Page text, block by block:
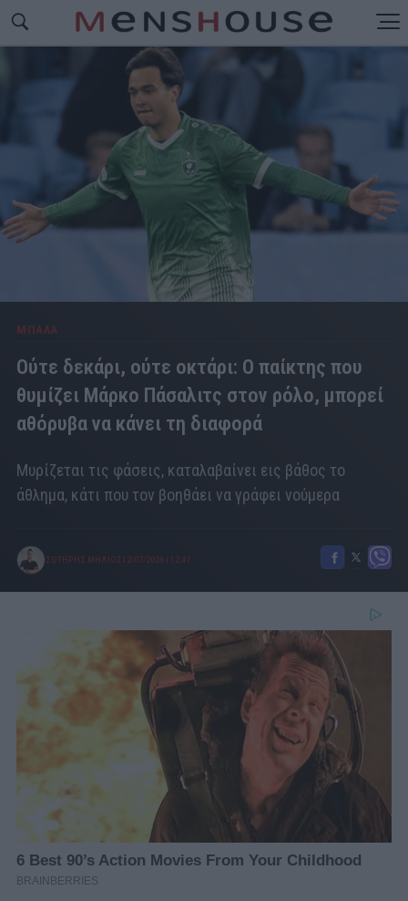
ΜΠΑΛΑ
Ούτε δεκάρι, ούτε οκτάρι: Ο παίκτης που
θυμίζει Μάρκο Πάσαλιτς στον ρόλο, μπορεί
αθόρυβα να κάνει τη διαφορά
Μυρίζεται τις φάσεις, καταλαβαίνει εις βάθος το
άθλημα, κάτι που τον βοηθάει να γράφει νούμερα
ΣΩΤΗΡΗΣ ΜΗΛΙΟΣ 12/07/2026 12:47